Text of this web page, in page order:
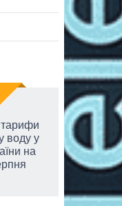
воду у
на